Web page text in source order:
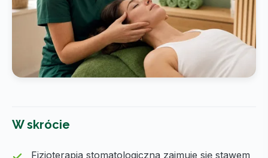
W skrócie
Fizjoterapia stomatologiczna zajmuje się stawem